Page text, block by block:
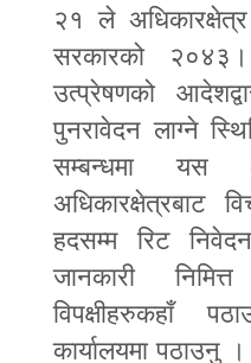
२१ ले
सरकारको
उत्प्रेषणको
पुनरावेदन लाग्ने
सम्बन्धमा यस
अधिकारक्षेत्रबाट
हदसम्म रिट
जानकारी
विपक्षीहरुकहाँ
कार्यालयमा पठाउनु